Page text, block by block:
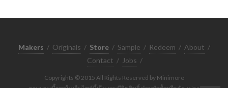
Makers / Originals / Store / Sample / Redeem / About /
Contact / Jobs /
Copyrights © 2015 All Rights Reserved by Minimore